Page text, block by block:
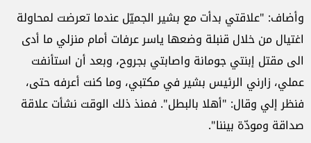
وأضاف: "علاقتي بدأت مع بشير الجميّل عندما تعرضت لمحاولة
اغتيال من خلال قنبلة وضعها ياسر عرفات أمام منزلي ما أدى
الى مقتل إبنتي جومانة واصابتي بجروح، وبعد أن استأنفت
عملي، زارني الرئيس بشير في مكتبي، وما كنت أعرفه حتى،
فنظر إلي وقال: "أهلا بالبطل". فمنذ ذلك الوقت نشأت علاقة
صداقة ومودّة بيننا".